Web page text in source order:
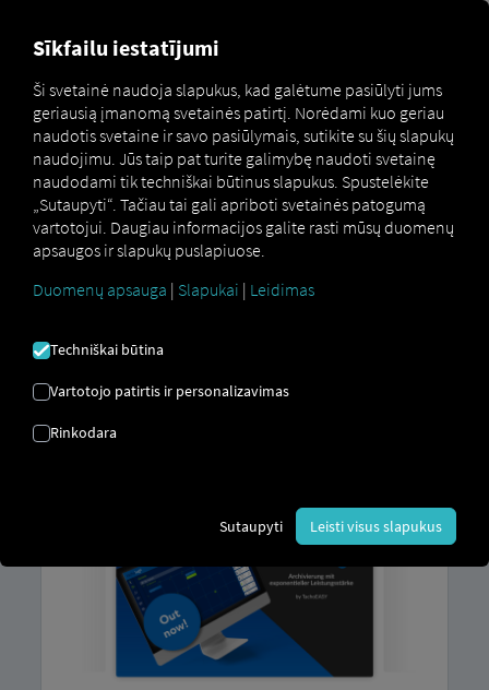
Marketplace Connectors tacholog² Connect
TACHOLOG² CONNECT
„tacholog2“ ? Tuomet galiteišplėsti šią
paslaugų
Sīkfailu iestatījumi
Ši svetainė naudoja slapukus, kad galėtume pasiūlyti jums
geriausią įmanomą svetainės patirtį. Norėdami kuo geriau
naudotis svetaine ir savo pasiūlymais, sutikite su šių slapukų
naudojimu. Jūs taip pat turite galimybę naudoti svetainę
naudodami tik techniškai būtinus slapukus. Spustelėkite
„Sutaupyti“. Tačiau tai gali apriboti svetainės patogumą
vartotojui. Daugiau informacijos galite rasti mūsų duomenų
apsaugos ir slapukų puslapiuose.
Duomenų apsauga | Slapukai | Leidimas
Techniškai būtina
Vartotojo patirtis ir personalizavimas
Rinkodara
Sutaupyti Leisti visus slapukus